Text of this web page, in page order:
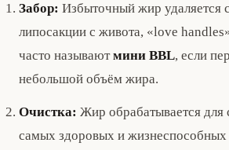
Забор: Избыточный жир
липосакции с живота, «love
часто называютмини BBL, если
небольшой объём жира.
Очистка: Жир обрабатывается для
самых здоровых и жизнеспособных